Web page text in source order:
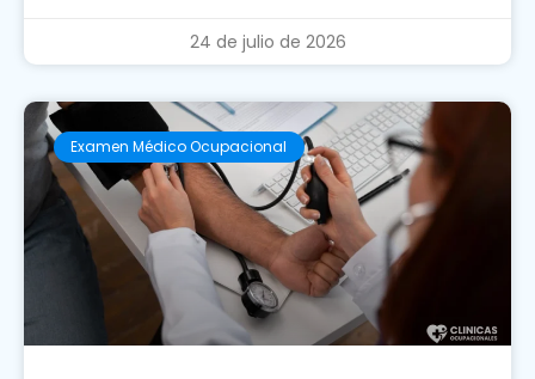
24 de julio de 2026
Examen Médico Ocupacional